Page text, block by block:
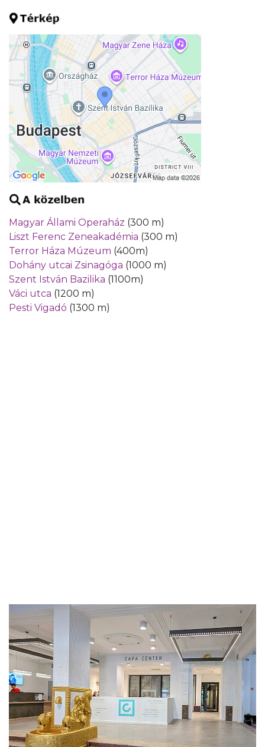
Magyar Állami Operaház (300 m)
Liszt Ferenc Zeneakadémia (300 m)
Terror Háza Múzeum (400m)
Dohány utcai Zsinagóga (1000 m)
Szent István Bazilika (1100m)
Váci utca (1200 m)
Pesti Vigadó (1300 m)